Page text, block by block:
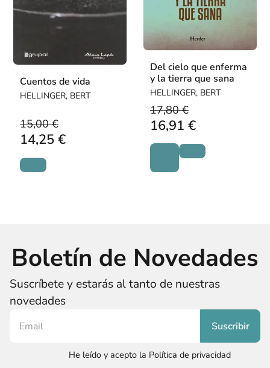
Cuentos de vida
HELLINGER, BERT
15,00 €
14,25 €
Del cielo que enferma
y la tierra que sana
HELLINGER, BERT
17,80 €
16,91 €
Boletín de Novedades
Suscríbete y estarás al tanto de nuestras
novedades
He leído y acepto la Política de privacidad